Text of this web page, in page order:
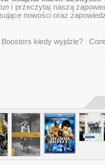
i przeczytaj naszą
nowości oraz
kiedy wyjdzie?